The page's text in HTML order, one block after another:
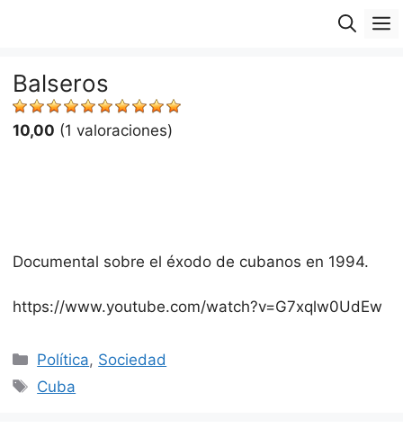
Balseros
10,00 (1 valoraciones)
Documental sobre el éxodo de cubanos en 1994.
https://www.youtube.com/watch?v=G7xqlw0UdEw
Categorías
Política, Sociedad
Etiquetas
Cuba